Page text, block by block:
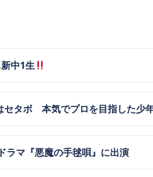
中1生
セタボ 本気でプロを目指した少
ラマ『悪魔の手毬唄』に出演